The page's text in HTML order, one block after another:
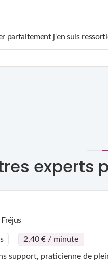
parfaitement j'en suis
experts
Fréjus
2,40 € / minute
support, praticienne de